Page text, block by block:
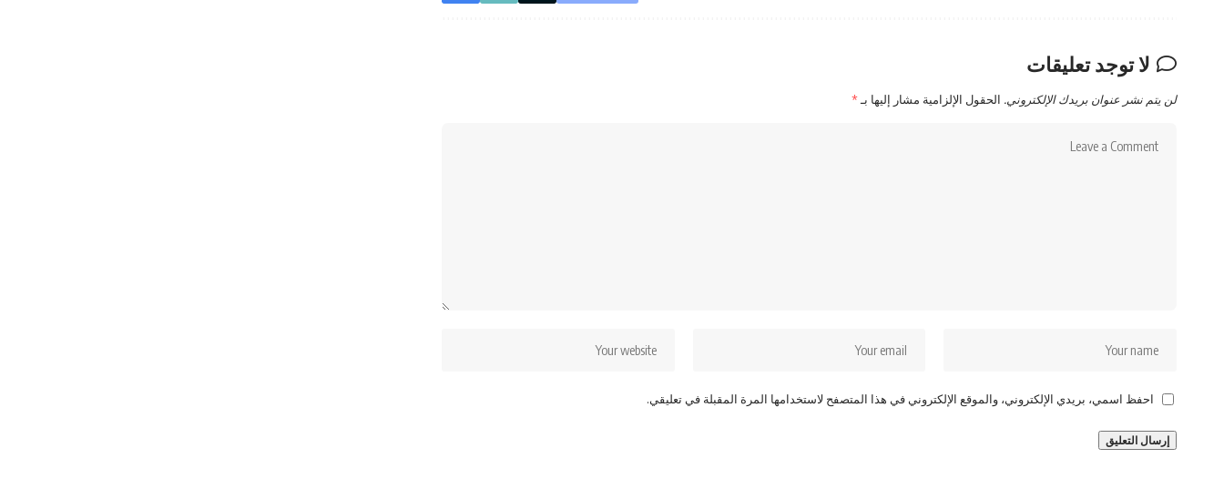
لا توجد تعليقات
لن يتم نشر عنوان بريدك الإلكتروني. الحقول الإلزامية مشار إليها بـ*
احفظ اسمي، بريدي الإلكتروني، والموقع الإلكتروني في هذا المتصفح لاستخدامها المرة المقبلة في تعليقي.